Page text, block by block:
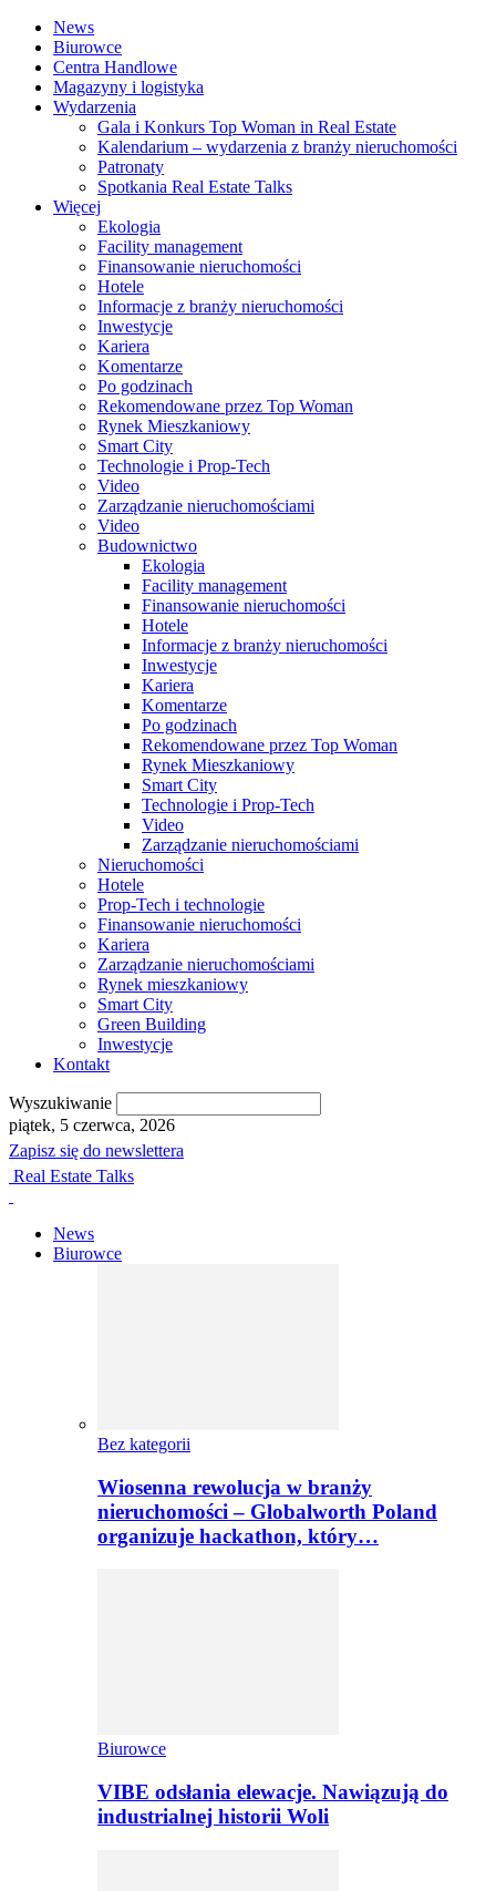
News
Biurowce
Centra Handlowe
Magazyny i logistyka
Wydarzenia
Gala i Konkurs Top Woman in Real Estate
Kalendarium – wydarzenia z branży nieruchomości
Patronaty
Spotkania Real Estate Talks
Więcej
Ekologia
Facility management
Finansowanie nieruchomości
Hotele
Informacje z branży nieruchomości
Inwestycje
Kariera
Komentarze
Po godzinach
Rekomendowane przez Top Woman
Rynek Mieszkaniowy
Smart City
Technologie i Prop-Tech
Video
Zarządzanie nieruchomościami
Video
Budownictwo
Ekologia
Facility management
Finansowanie nieruchomości
Hotele
Informacje z branży nieruchomości
Inwestycje
Kariera
Komentarze
Po godzinach
Rekomendowane przez Top Woman
Rynek Mieszkaniowy
Smart City
Technologie i Prop-Tech
Video
Zarządzanie nieruchomościami
Nieruchomości
Hotele
Prop-Tech i technologie
Finansowanie nieruchomości
Kariera
Zarządzanie nieruchomościami
Rynek mieszkaniowy
Smart City
Green Building
Inwestycje
Kontakt
Wyszukiwanie
piątek, 5 czerwca, 2026
Zapisz się do newslettera
Real Estate Talks
News
Biurowce
Bez kategorii
Wiosenna rewolucja w branży
nieruchomości – Globalworth Poland
organizuje hackathon, który…
Biurowce
VIBE odsłania elewacje. Nawiązują do
industrialnej historii Woli